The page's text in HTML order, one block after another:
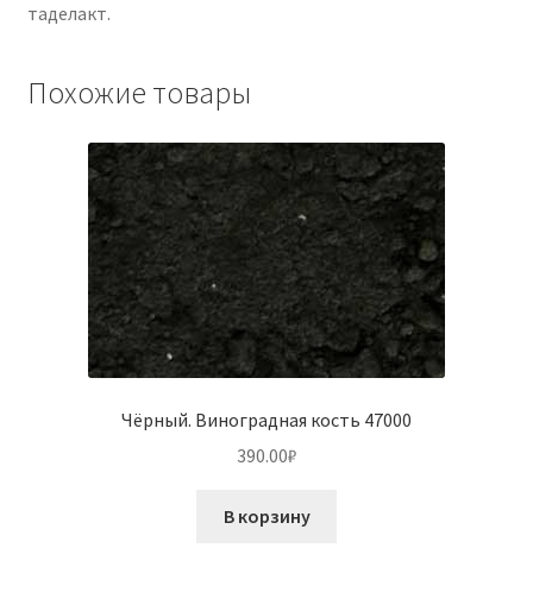
таделакт.
Похожие товары
Чёрный. Виноградная кость 47000
390.00₽
В корзину